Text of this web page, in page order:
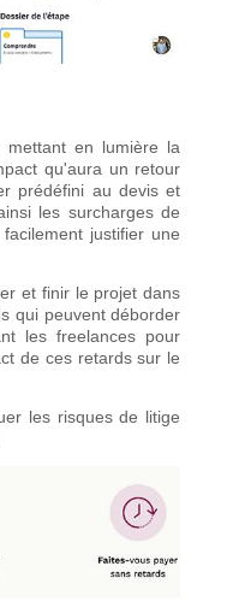
en lumière la
qu'aura un retour
prédéfini au devis et
les surcharges de
justifier une
et finir le projet dans
qui peuvent déborder
les freelances pour
de ces retards sur le
les risques de litige